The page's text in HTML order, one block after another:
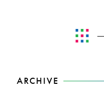
ARCHIVE